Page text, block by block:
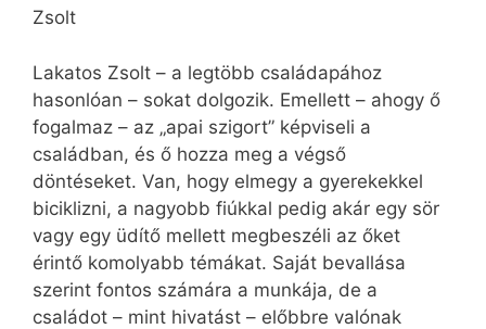
Zsolt
Lakatos Zsolt – a legtöbb családapához
hasonlóan – sokat dolgozik. Emellett – ahogy ő
fogalmaz – az „apai szigort” képviseli a
családban, és ő hozza meg a végső
döntéseket. Van, hogy elmegy a gyerekekkel
biciklizni, a nagyobb fiúkkal pedig akár egy sör
vagy egy üdítő mellett megbeszéli az őket
érintő komolyabb témákat. Saját bevallása
szerint fontos számára a munkája, de a
családot – mint hivatást – előbbre valónak